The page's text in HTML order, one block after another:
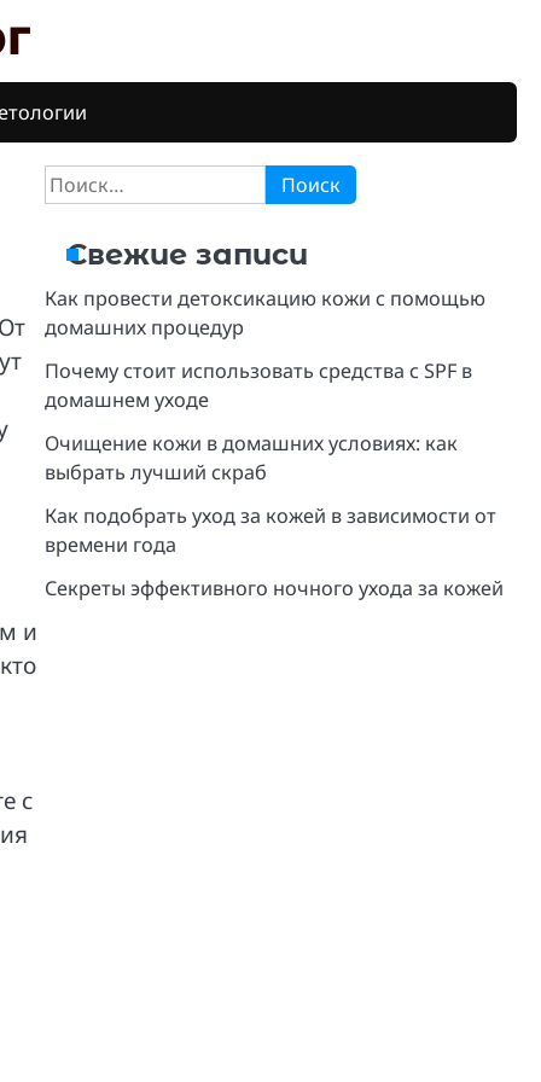
и
с
Найти:
Свежие записи
Как провести детоксикацию кожи с помощью
домашних процедур
Почему стоит использовать средства с SPF в
домашнем уходе
Очищение кожи в домашних условиях: как
выбрать лучший скраб
Как подобрать уход за кожей в зависимости от
времени года
Секреты эффективного ночного ухода за кожей